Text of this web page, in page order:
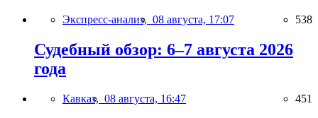
Экспресс-анализ, 08 августа, 17:07 538
Судебный обзор: 6–7 августа 2026
года
Кавказ, 08 августа, 16:47 451